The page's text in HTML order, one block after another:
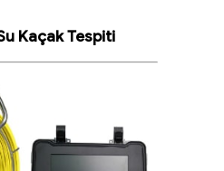
Kaçak Tespiti